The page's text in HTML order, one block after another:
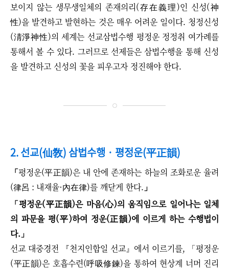
보이지 않는 생무생일체의 존재의리(存在義理)인 신성(神
性)을 발견하고 발현하는 것은 매우 어려운 일이다. 청정신성
(淸淨神性)의 세계는 선교삼법수행 평정운 정정취 여가례를
통해서 볼 수 있다. 그러므로 선제들은 삼법수행을 통해 신성
을 발견하고 신성의 꽃을 피우고자 정진해야 한다.
2. 선교(仙敎) 삼법수행 · 평정운(平正韻)
「평정운(平正韻)은 내 안에 존재하는 하늘의 조화로운 율려
(律呂 : 내재율·內在律)를 깨닫게 한다. 」
「평정운(平正韻)은 마음(心)의 움직임으로 일어나는 일체
의 파문을 평(平)하여 정운(正韻)에 이르게 하는 수행법이
다. 」
선교 대중경전 『천지인합일 선교』에서 이르기를, 「평정운
(平正韻)은 호흡수련(呼吸修鍊)을 통하여 현상계 너머 진리